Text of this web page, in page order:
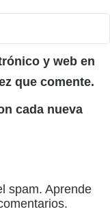
y web en
que comente.
cada nueva
spam. Aprende